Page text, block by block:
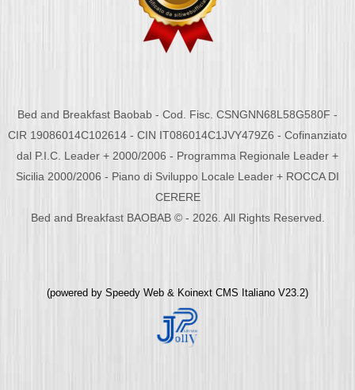
Bed and Breakfast Baobab - Cod. Fisc. CSNGNN68L58G580F -
CIR 19086014C102614 - CIN IT086014C1JVY479Z6 - Cofinanziato
dal P.I.C. Leader + 2000/2006 - Programma Regionale Leader +
Sicilia 2000/2006 - Piano di Sviluppo Locale Leader + ROCCA DI
CERERE
Bed and Breakfast BAOBAB © - 2026. All Rights Reserved.
(powered by Speedy Web & Koinext CMS Italiano V23.2)